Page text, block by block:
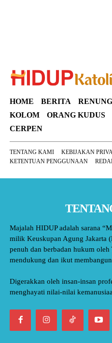
HOME BERITA
KOLOM
ORANG KUDUS
CERPEN
TENTANG KAMI
KEBIJAKAN
KETENTUAN PENGGUNAAN
Majalah HIDUP adalah sarana
milik Keuskupan Agung Jakarta
penuh dan berbadan hukum
mendukung dan ikut
Digerakkan oleh insan-insan
menghayati nilai-nilai